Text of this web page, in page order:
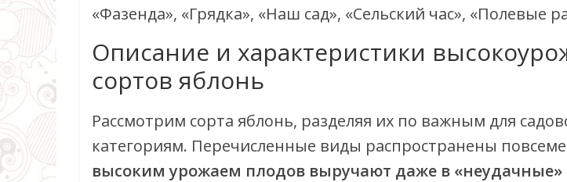
«Фазенда», «Грядка», «Наш сад», «Сельский час», «Полевые
Описание и характеристики
сортов яблонь
Рассмотрим сорта яблонь, разделяя их по важным для
категориям. Перечисленные виды распространены
высоким урожаем плодов выручают даже в «неудачные»